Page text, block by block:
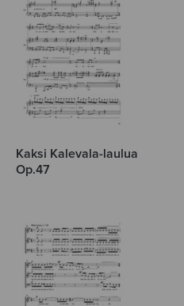
Kaksi Kalevala-laulua
Op.47